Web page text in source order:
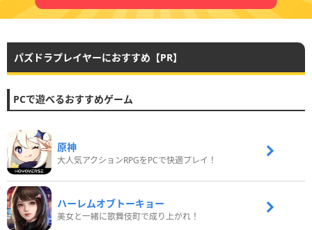
パズドラプレイヤーにおすすめ【PR】
PCで遊べるおすすめゲーム
原神
大人気アクションRPGをPCで快適プレイ！
ハーレムオブトーキョー
美女と一緒に歌舞伎町で成り上がれ！